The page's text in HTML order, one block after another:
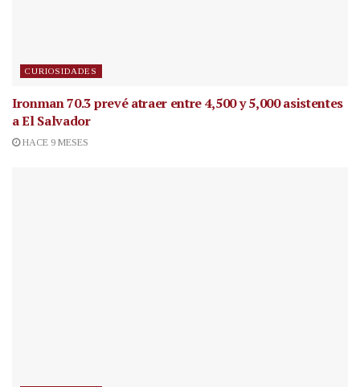
CURIOSIDADES
Ironman 70.3 prevé atraer entre 4,500 y 5,000 asistentes
a El Salvador
HACE 9 MESES